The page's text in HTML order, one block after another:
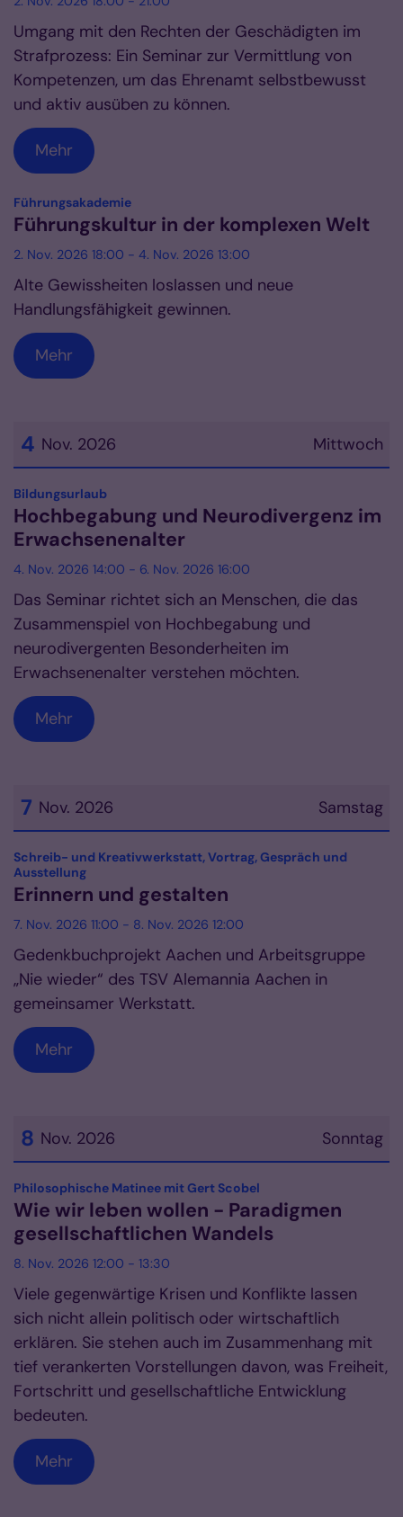
Umgang mit den Rechten der Geschädigten im
Strafprozess: Ein Seminar zur Vermittlung von
Kompetenzen, um das Ehrenamt selbstbewusst
und aktiv ausüben zu können.
Mehr
Führungsakademie:
Führungskultur in der komplexen Welt
2. Nov. 2026 18:00 - 4. Nov. 2026 13:00
Alte Gewissheiten loslassen und neue
Handlungsfähigkeit gewinnen.
Mehr
Mittwoch
4 Nov. 2026
Datum: 4. November 2026
Bildungsurlaub:
Hochbegabung und Neurodivergenz im
Erwachsenenalter
4. Nov. 2026 14:00 - 6. Nov. 2026 16:00
Das Seminar richtet sich an Menschen, die das
Zusammenspiel von Hochbegabung und
neurodivergenten Besonderheiten im
Erwachsenenalter verstehen möchten.
Mehr
Samstag
7 Nov. 2026
Datum: 7. November 2026
Schreib- und Kreativwerkstatt, Vortrag, Gespräch und
Ausstellung:
Erinnern und gestalten
7. Nov. 2026 11:00 - 8. Nov. 2026 12:00
Gedenkbuchprojekt Aachen und Arbeitsgruppe
„Nie wieder“ des TSV Alemannia Aachen in
gemeinsamer Werkstatt.
Mehr
Sonntag
8 Nov. 2026
Datum: 8. November 2026
Philosophische Matinee mit Gert Scobel
Wie wir leben wollen - Paradigmen
gesellschaftlichen Wandels
8. Nov. 2026 12:00 - 13:30
Viele gegenwärtige Krisen und Konflikte lassen
sich nicht allein politisch oder wirtschaftlich
erklären. Sie stehen auch im Zusammenhang mit
tief verankerten Vorstellungen davon, was Freiheit,
Fortschritt und gesellschaftliche Entwicklung
bedeuten.
Mehr